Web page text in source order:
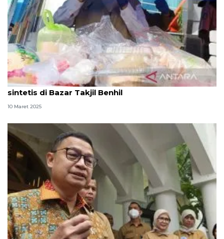
BPOM temukan makanan pengguna pewarna
sintetis di Bazar Takjil Benhil
10 Maret 2025